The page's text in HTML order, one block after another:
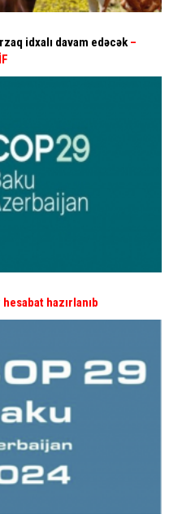
idxalı davam edəcək–
hesabat hazırlanıb